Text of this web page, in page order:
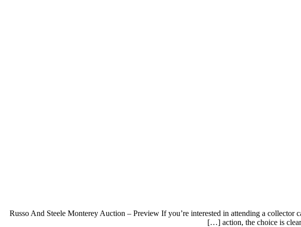
2016 Russo And Steele Monterey Auction – Preview If you’re interested in attending a
action, the choice is